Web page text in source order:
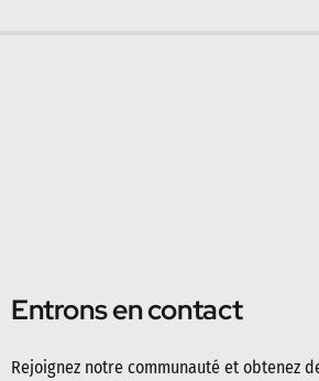
Entrons en contact
Rejoignez notre communauté et obtenez